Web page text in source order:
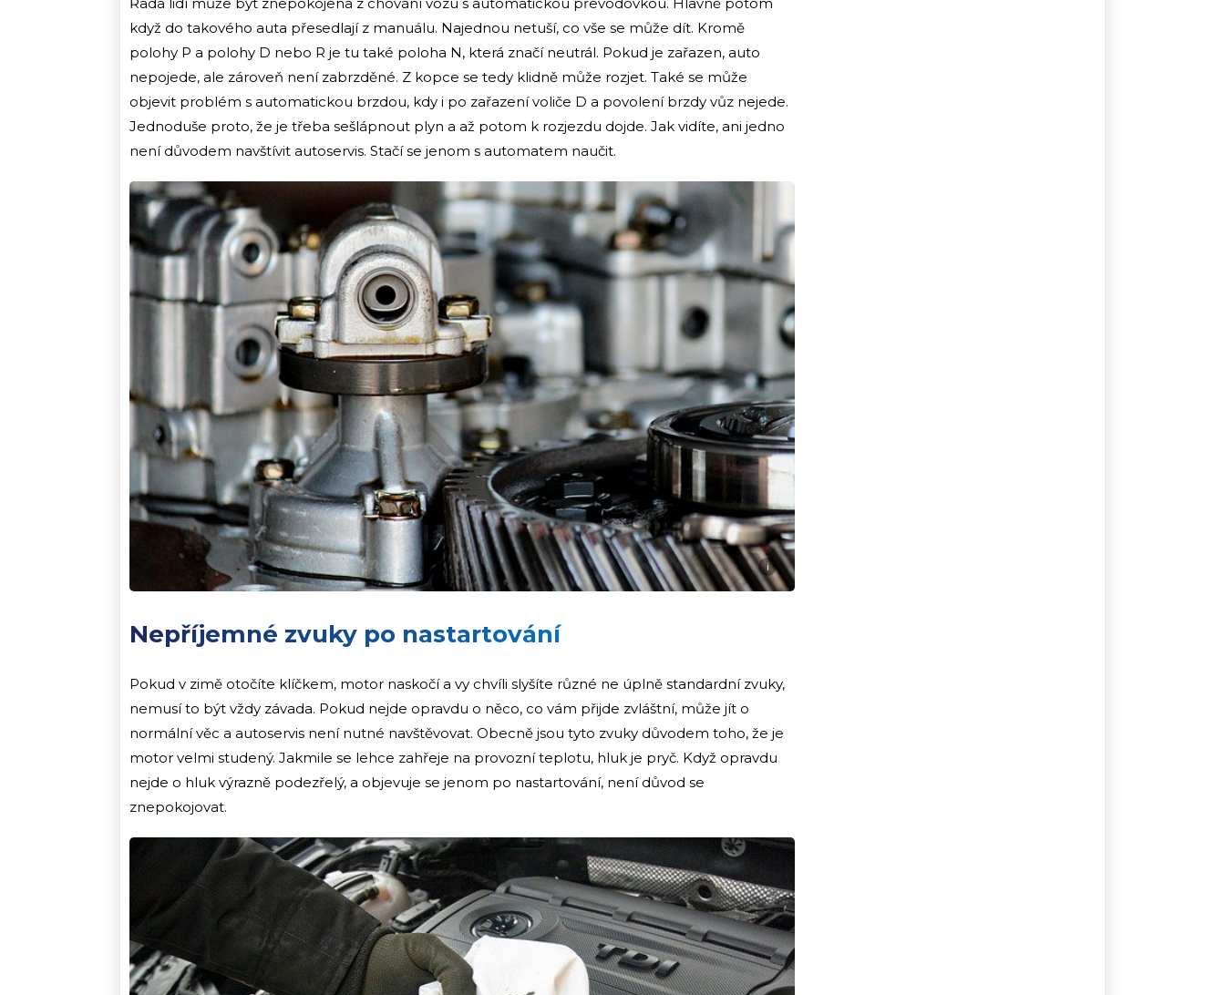
když do takového auta přesedlají z manuálu. Najednou netuší, co vše se může dít. Kromě
polohy P a polohy D nebo R je tu také poloha N, která značí neutrál. Pokud je zařazen, auto
nepojede, ale zároveň není zabrzděné. Z kopce se tedy klidně může rozjet. Také se může
objevit problém s automatickou brzdou, kdy i po zařazení voliče D a povolení brzdy vůz nejede.
Jednoduše proto, že je třeba sešlápnout plyn a až potom k rozjezdu dojde. Jak vidíte, ani jedno
není důvodem navštívit autoservis. Stačí se jenom s automatem naučit.
i
Nepříjemné zvuky po nastartování
Pokud v zimě otočíte klíčkem, motor naskočí a vy chvíli slyšíte různé ne úplně standardní zvuky,
nemusí to být vždy závada. Pokud nejde opravdu o něco, co vám přijde zvláštní, může jít o
normální věc a autoservis není nutné navštěvovat. Obecně jsou tyto zvuky důvodem toho, že je
motor velmi studený. Jakmile se lehce zahřeje na provozní teplotu, hluk je pryč. Když opravdu
nejde o hluk výrazně podezřelý, a objevuje se jenom po nastartování, není důvod se
znepokojovat.